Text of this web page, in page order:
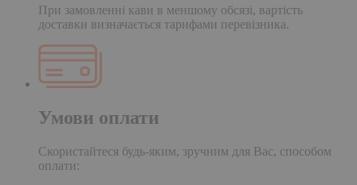
При замовленні кави в меншому обсязі, вартість
доставки визначається тарифами перевізника.
Умови оплати
Скористайтеся будь-яким, зручним для Вас, способом
оплати: